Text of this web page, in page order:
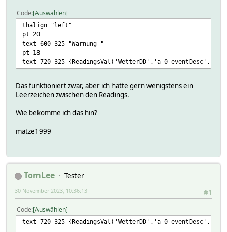
Code Auswählen
thalign "left"
pt 20
text 600 325 "Warnung "
pt 18
text 720 325
Das funktioniert zwar, aber ich hätte gern wenigstens ein
Leerzeichen zwischen den Readings.
Wie bekomme ich das hin?
matze1999
TomLee
Tester
#1
30 November 2023, 10:36:13
Code Auswählen
text 720 325